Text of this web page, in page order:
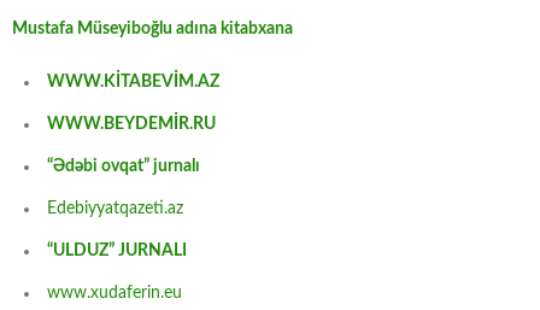
Mustafa Müseyiboğlu adına kitabxana
WWW.KİTABEVİM.AZ
WWW.BEYDEMİR.RU
“Ədəbi ovqat” jurnalı
Edebiyyatqazeti.az
“ULDUZ” JURNALI
www.xudaferin.eu